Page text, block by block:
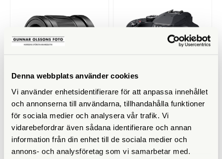
Denna webbplats använder cookies
Vi använder enhetsidentifierare för att anpassa innehållet
och annonserna till användarna, tillhandahålla funktioner
för sociala medier och analysera vår trafik. Vi
vidarebefordrar även sådana identifierare och annan
information från din enhet till de sociala medier och
annons- och analysföretag som vi samarbetar med.
Panasonic
Panasonic Lumix G 42,5/1,7
ASPH. Power OIS Svart (Micro
Tillfälligt slut
Panasonic
Panasonic Lumix FZ82D
Finns i lager